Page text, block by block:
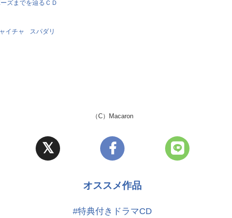
っている。
あなたを喜ばせようとする。
がない」
俺は挙げたい。今、しよう」
ズまでを辿るＣＤ
イチャ スパダリ
（C）Macaron
オススメ作品
#特典付きドラマCD